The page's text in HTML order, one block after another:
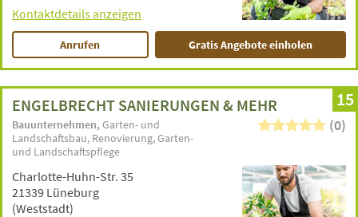
Kontaktdetails anzeigen
Anrufen Gratis Angebote einholen
15
ENGELBRECHT SANIERUNGEN & MEHR
Bauunternehmen Garten- und
Landschaftsbau Renovierung Garten-
und Landschaftspflege
(0)
Charlotte-Huhn-Str. 35
21339 Lüneburg
(Weststadt)